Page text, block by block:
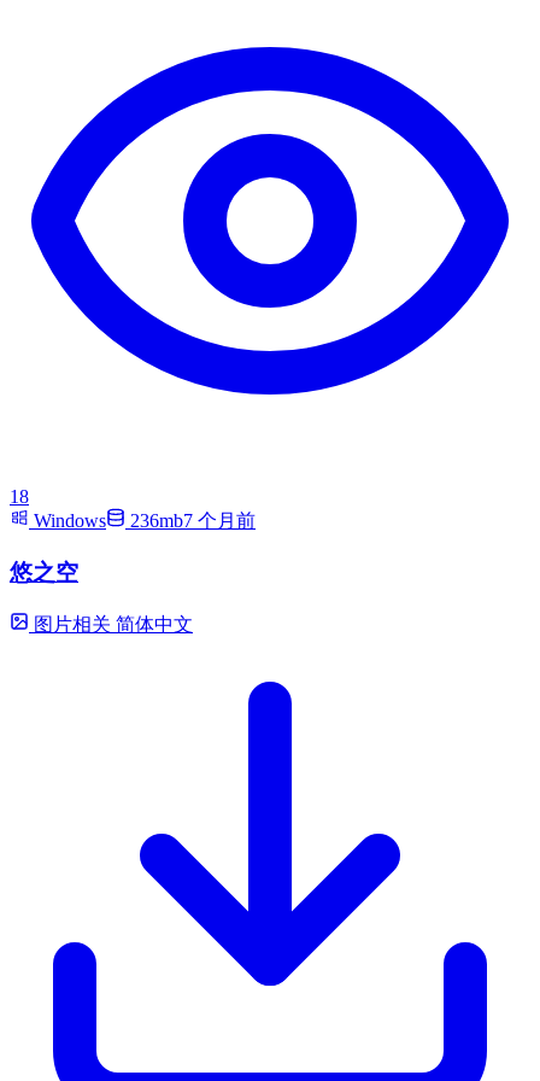
18
Windows
236mb7 个月前
悠之空
图片相关 简体中文